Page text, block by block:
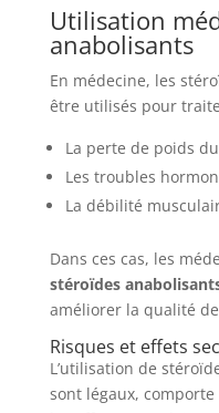
Utilisation
anabolisants
En médecine, les
être utilisés pour
La perte de poids
Les troubles
La débilité
Dans ces cas, les
stéroïdes
améliorer la qualité
Risques et effets
L’utilisation de
sont légaux,